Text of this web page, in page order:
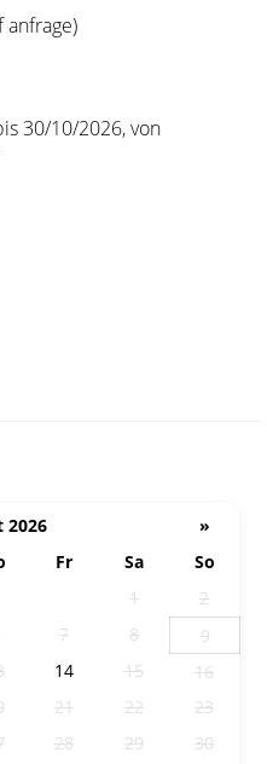
anfrage)
30/10/2026, von
2026
»
Fr Sa
So
1
2
7 8
9
14 15
16
21 22
23
28 29
30